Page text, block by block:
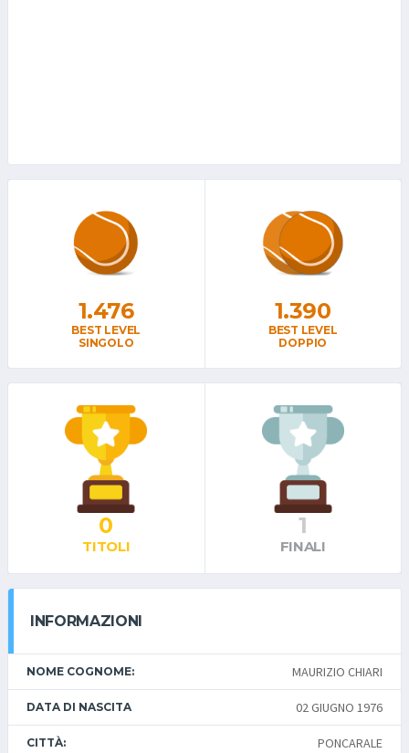
1.476
BEST LEVEL
SINGOLO
1.390
BEST LEVEL
DOPPIO
0
TITOLI
1
FINALI
INFORMAZIONI
NOME COGNOME: MAURIZIO CHIARI
DATA DI NASCITA 02 GIUGNO 1976
CITTÀ: PONCARALE